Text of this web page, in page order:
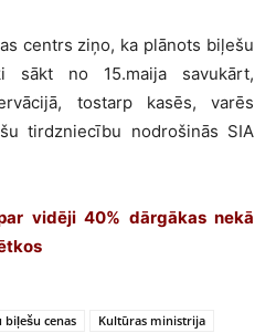
centrs ziņo, ka plānots biļešu
sākt no 15.maija savukārt,
tostarp kasēs, varēs
tirdzniecību nodrošinās SIA
vidēji 40% dārgākas nekā
biļešu cenas
Kultūras ministrija